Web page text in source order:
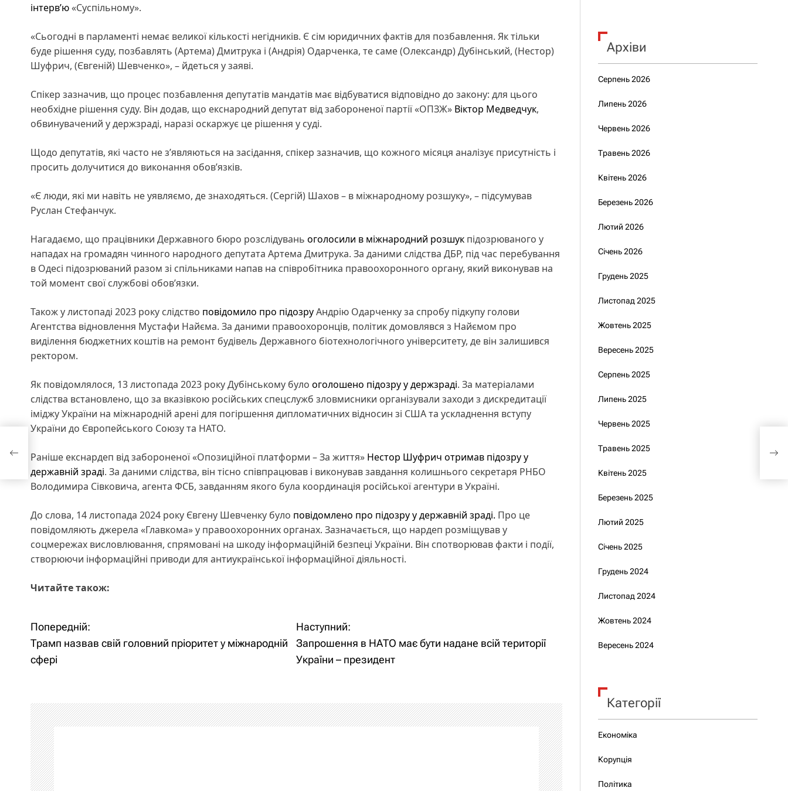
інтерв’ю«Суспільному».
«Сьогодні в парламенті немає великої кількості негідників. Є сім юридичних фактів для позбавлення. Як тільки
буде рішення суду, позбавлять (Артема) Дмитрука і (Андрія) Одарченка, те саме (Олександр) Дубінський, (Нестор)
Шуфрич, (Євгеній) Шевченко», – йдеться у заяві.
Спікер зазначив, що процес позбавлення депутатів мандатів має відбуватися відповідно до закону: для цього
необхідне рішення суду. Він додав, що екснародний депутат від забороненої партії «ОПЗЖ» Віктор Медведчук,
обвинувачений у держзраді, наразі оскаржує це рішення у суді.
Щодо депутатів, які часто не зʼявляються на засідання, спікер зазначив, що кожного місяця аналізує присутність і
просить долучитися до виконання обовʼязків.
«Є люди, які ми навіть не уявляємо, де знаходяться. (Сергій) Шахов – в міжнародному розшуку», – підсумував
Руслан Стефанчук.
Нагадаємо, що працівники Державного бюро розслідувань оголосили в міжнародний розшук підозрюваного у
нападах на громадян чинного народного депутата Артема Дмитрука. За даними слідства ДБР, під час перебування
в Одесі підозрюваний разом зі спільниками напав на співробітника правоохоронного органу, який виконував на
той момент свої службові обов’язки.
Також у листопаді 2023 року слідство повідомило про підозруАндрію Одарченку за спробу підкупу голови
Агентства відновлення Мустафи Найєма. За даними правоохоронців, політик домовлявся з Найємом про
виділення бюджетних коштів на ремонт будівель Державного біотехнологічного університету, де він залишився
ректором.
Як повідомлялося, 13 листопада 2023 року Дубінському було оголошено підозру у держзраді. За матеріалами
слідства встановлено, що за вказівкою російських спецслужб зловмисники організували заходи з дискредитації
іміджу України на міжнародній арені для погіршення дипломатичних відносин зі США та ускладнення вступу
України до Європейського Союзу та НАТО.
Раніше екснардеп від забороненої «Опозиційної платформи – За життя» Нестор Шуфрич отримав підозру у
державній зраді. За даними слідства, він тісно співпрацював і виконував завдання колишнього секретаря РНБО
Володимира Сівковича, агента ФСБ, завданням якого була координація російської агентури в Україні.
До слова, 14 листопада 2024 року Євгену Шевченку було повідомлено про підозру у державній зраді. Про це
повідомляють джерела «Главкома» у правоохоронних органах. Зазначається, що нардеп розміщував у
соцмережах висловлювання, спрямовані на шкоду інформаційній безпеці України. Він спотворював факти і події,
створюючи інформаційні приводи для антиукраїнської інформаційної діяльності.
Читайте також:
Н
а
і
г
а
ц
Попередній:
Трамп назвав свій головний пріоритет у міжнародній
сфері
Наступний:
Запрошення в НАТО має бути надане всій території
України – президент
Архіви
Серпень 2026
Липень 2026
Червень 2026
Травень 2026
Квітень 2026
Березень 2026
Лютий 2026
Січень 2026
Грудень 2025
Листопад 2025
Жовтень 2025
Вересень 2025
Серпень 2025
Липень 2025
Червень 2025
Травень 2025
Квітень 2025
Березень 2025
Лютий 2025
Січень 2025
Грудень 2024
Листопад 2024
Жовтень 2024
Вересень 2024
Категорії
Економіка
Корупція
Політика